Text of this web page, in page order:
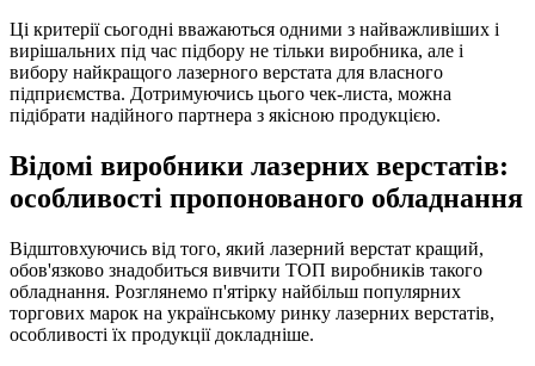
Ці критерії сьогодні вважаються одними з найважливіших і
вирішальних під час підбору не тільки виробника, але і
вибору найкращого лазерного верстата для власного
підприємства. Дотримуючись цього чек-листа, можна
підібрати надійного партнера з якісною продукцією.
Відомі виробники лазерних верстатів:
особливості пропонованого обладнання
Відштовхуючись від того, який лазерний верстат кращий,
обов'язково знадобиться вивчити ТОП виробників такого
обладнання. Розглянемо п'ятірку найбільш популярних
торгових марок на українському ринку лазерних верстатів,
особливості їх продукції докладніше.